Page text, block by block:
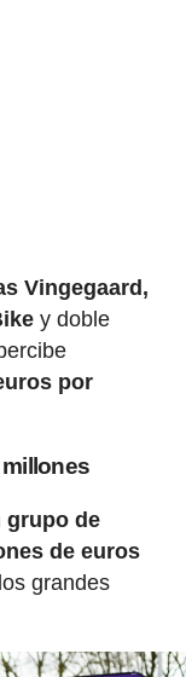
Vingegaard,
y doble
por
grupo de
de euros
grandes